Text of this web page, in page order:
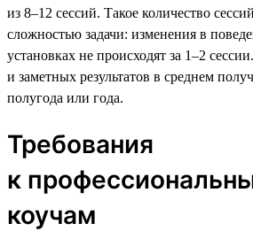
из 8–12 сессий. Такое количество
сложностью задачи: изменения в
установках не происходят за 1–2
и заметных результатов в среднем
полугода или года.
Требования
к
коучам